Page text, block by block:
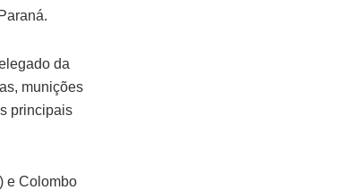
da
munições
principais
e Colombo